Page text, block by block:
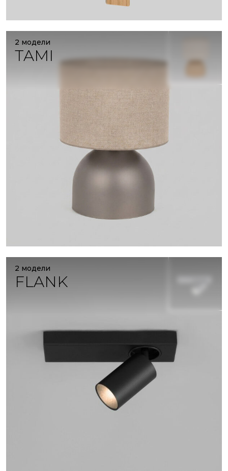
2 модели
TAMI
2 модели
FLANK